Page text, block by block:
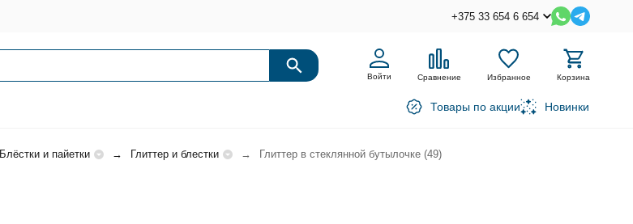
+375 33 654 6 654
Войти Сравнение Избранное Корзина
Товары по акции Новинки
Блёстки и пайетки Глиттер и блестки Глиттер в стеклянной бутылочке (49)